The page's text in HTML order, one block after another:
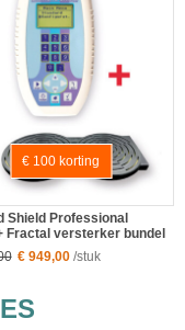
€ 100 korting
Shield Professional
Fractal versterker bundel
€ 949,00/stuk